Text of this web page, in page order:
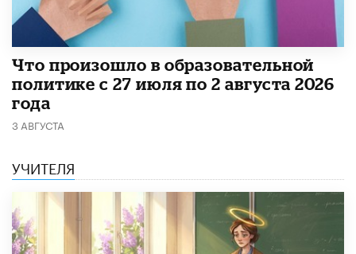
​Что произошло в образовательной
политике с 27 июля по 2 августа 2026
года
3 АВГУСТА
УЧИТЕЛЯ